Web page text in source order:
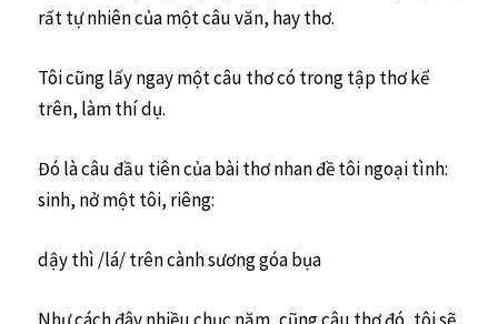
rất tự nhiên của một câu văn, hay thơ.
Tôi cũng lấy ngay một câu thơ có trong tập thơ kể
trên, làm thí dụ.
Đó là câu đầu tiên của bài thơ nhan đề tôi ngoại tình:
sinh, nở một tôi, riêng:
dậy thì /lá/ trên cành sương góa bụa